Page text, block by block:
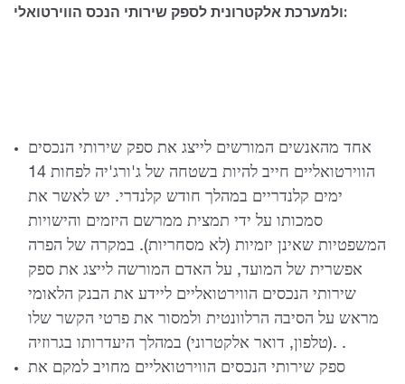
ולמערכת אלקטרונית לספק שירותי הנכס הווירטואלי:
אחד מהאנשים המורשים לייצג את ספק שירותי הנכסים
הווירטואליים חייב להיות בשטחה של ג'ורג'יה לפחות 14
ימים קלנדריים במהלך חודש קלנדרי. יש לאשר את
סמכותו על ידי תמצית ממרשם היזמים והישויות
המשפטיות שאינן יזמיות (לא מסחריות). במקרה של הפרה
אפשרית של המועד, על האדם המורשה לייצג את ספק
שירותי הנכסים הווירטואליים ליידע את הבנק הלאומי
מראש על הסיבה הרלוונטית ולמסור את פרטי הקשר שלו
(טלפון, דואר אלקטרוני) במהלך היעדרותו בגרוזיה. .
ספק שירותי הנכסים הווירטואליים מחויב למקם את